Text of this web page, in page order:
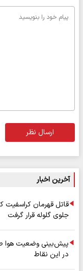
ارسال نظر
آخرین اخبار
قاتل قهرمان کراسفیت
جلوی گلوله قرار گرفت
پیش‌بینی وضعیت هوا
در این نقاط